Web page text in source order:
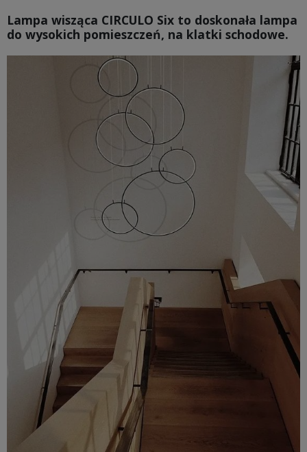
Lampa wisząca CIRCULO Six to doskonała lampa
do wysokich pomieszczeń, na klatki schodowe.